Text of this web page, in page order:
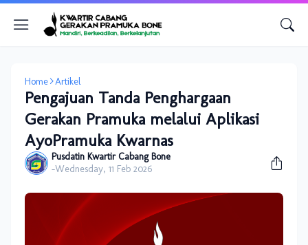
Home Artikel
Pengajuan Tanda Penghargaan
Gerakan Pramuka melalui Aplikasi
AyoPramuka Kwarnas
Pusdatin Kwartir Cabang Bone
-Wednesday, 11 Feb 2026